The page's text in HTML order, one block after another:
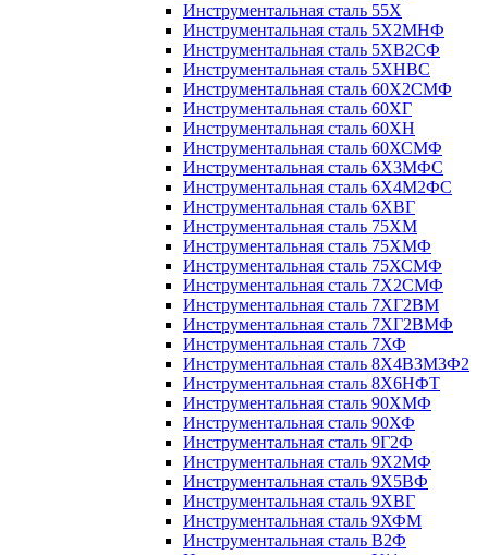
Инструментальная сталь 55Х
Инструментальная сталь 5Х2МНФ
Инструментальная сталь 5ХВ2СФ
Инструментальная сталь 5ХНВС
Инструментальная сталь 60Х2СМФ
Инструментальная сталь 60ХГ
Инструментальная сталь 60ХН
Инструментальная сталь 60ХСМФ
Инструментальная сталь 6Х3МФС
Инструментальная сталь 6Х4М2ФС
Инструментальная сталь 6ХВГ
Инструментальная сталь 75ХМ
Инструментальная сталь 75ХМФ
Инструментальная сталь 75ХСМФ
Инструментальная сталь 7Х2СМФ
Инструментальная сталь 7ХГ2ВМ
Инструментальная сталь 7ХГ2ВМФ
Инструментальная сталь 7ХФ
Инструментальная сталь 8Х4В3М3Ф2
Инструментальная сталь 8Х6НФТ
Инструментальная сталь 90ХМФ
Инструментальная сталь 90ХФ
Инструментальная сталь 9Г2Ф
Инструментальная сталь 9Х2МФ
Инструментальная сталь 9Х5ВФ
Инструментальная сталь 9ХВГ
Инструментальная сталь 9ХФМ
Инструментальная сталь В2Ф